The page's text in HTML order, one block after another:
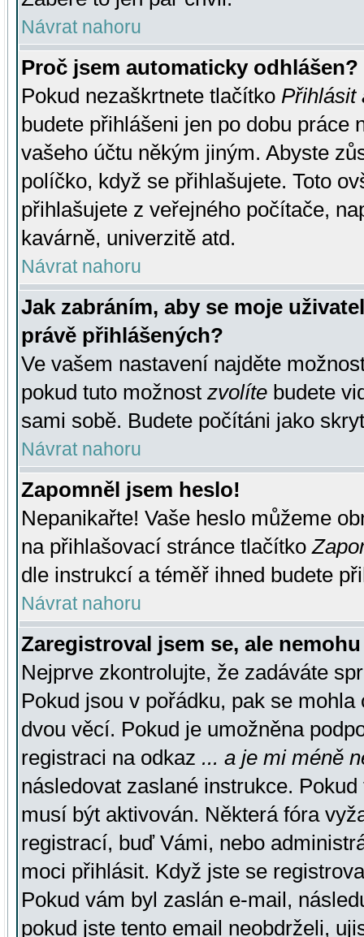
Návrat nahoru
Proč jsem automaticky odhlášen?
Pokud nezaškrtnete tlačítko Přihlásit
budete přihlášeni jen po dobu práce
vašeho účtu někým jiným. Abyste
políčko, když se přihlašujete. Toto
přihlašujete z veřejného počítače,
kavárně, univerzitě atd.
Návrat nahoru
Jak zabráním, aby se moje
právě přihlášených?
Ve vašem nastavení najděte
pokud tuto možnost zvolíte budete
sami sobě. Budete počítáni jako
Návrat nahoru
Zapomněl jsem heslo!
Nepanikařte! Vaše heslo můžeme
na přihlašovací stránce tlačítko
dle instrukcí a téměř ihned budete
Návrat nahoru
Zaregistroval jsem se, ale
Nejprve zkontrolujte, že zadáváte
Pokud jsou v pořádku, pak se
dvou věcí. Pokud je umožněna
registraci na odkaz ... a je mi méně
následovat zaslané instrukce.
musí být aktivován. Některá fóra
registrací, buď Vámi, nebo
moci přihlásit. Když jste se
Pokud vám byl zaslán e-mail,
pokud jste tento email neobdrželi,